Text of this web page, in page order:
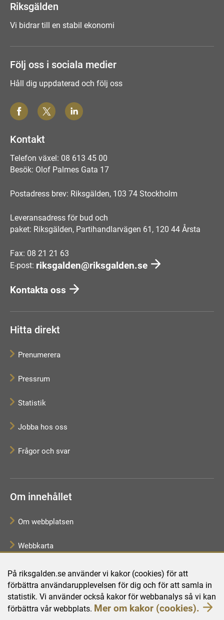
På riksgalden.se använder vi kakor (cookies) för att
förbättra användarupplevelsen för dig och för att samla in
statistik. Vi använder också kakor för webbanalys så vi kan
förbättra vår webbplats. Mer om kakor (cookies).
Riksgälden
Vi bidrar till en stabil ekonomi
Följ oss i sociala medier
Håll dig uppdaterad och följ oss
Kontakt
Telefon växel: 08 613 45 00
Besök: Olof Palmes Gata 17
Postadress brev: Riksgälden, 103 74 Stockholm
Leveransadress för bud och
paket: Riksgälden, Partihandlarvägen 61, 120 44 Årsta
Fax: 08 21 21 63
E-post: riksgalden@riksgalden.se
Kontakta oss
Hitta direkt
Prenumerera
Pressrum
Statistik
Jobba hos oss
Frågor och svar
Om innehållet
Om webbplatsen
Webbkarta
Tillgänglighetsredogörelse
Behandling av personuppgifter